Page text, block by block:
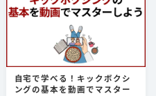
自宅で学べる！キックボクシ
ングの基本を動画でマスター